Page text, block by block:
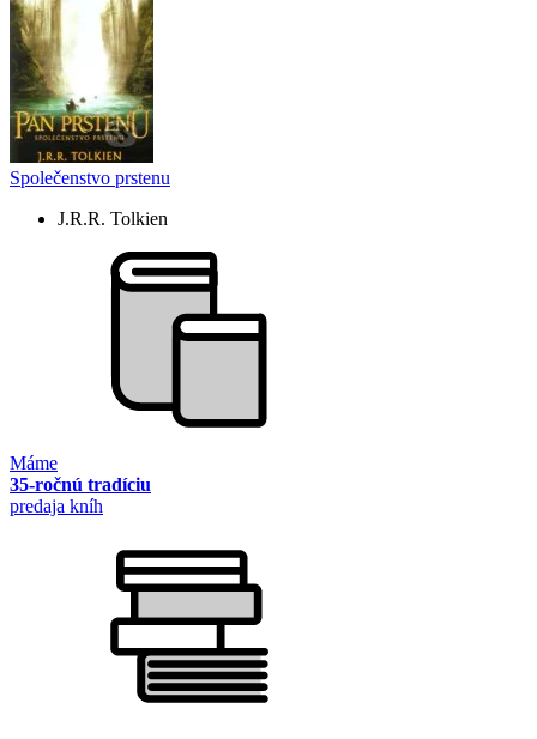
Společenstvo prstenu
J.R.R. Tolkien
Máme
35-ročnú tradíciu
predaja kníh